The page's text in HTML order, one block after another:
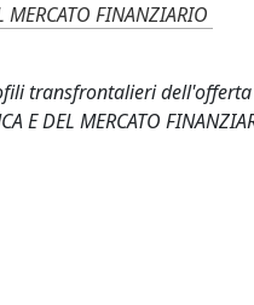
MERCATO FINANZIARIO
transfrontalieri
E DEL MERCATO